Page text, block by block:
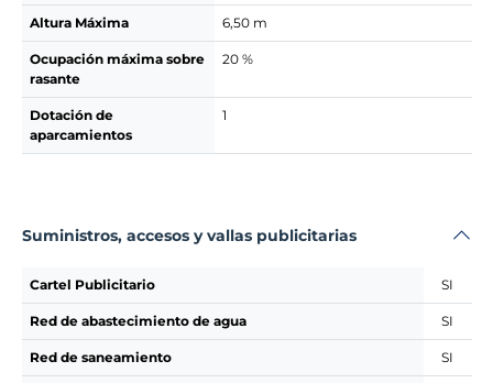
Altura Máxima 6,50 m
Ocupación máxima sobre
rasante
20 %
Dotación de
aparcamientos
1
Suministros, accesos y vallas publicitarias
Cartel Publicitario SI
Red de abastecimiento de agua SI
Red de saneamiento SI